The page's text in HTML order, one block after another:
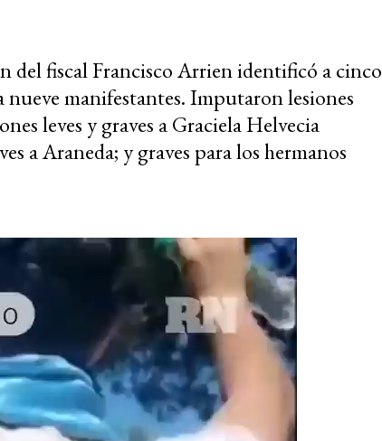
del fiscal Francisco Arrien identificó a cinco
nueve manifestantes. Imputaron lesiones
leves y graves a Graciela Helvecia
a Araneda; y graves para los hermanos